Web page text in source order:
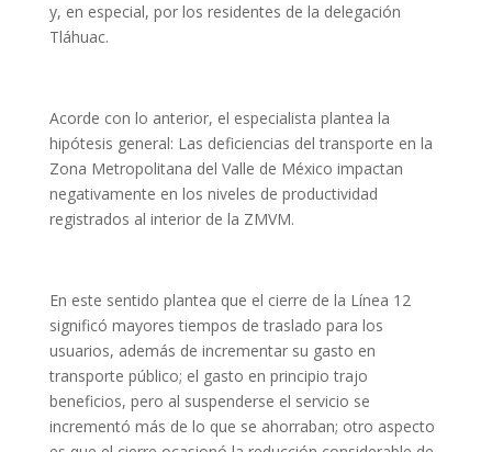
y, en especial, por los residentes de la delegación
Tláhuac.
Acorde con lo anterior, el especialista plantea la
hipótesis general: Las deficiencias del transporte en la
Zona Metropolitana del Valle de México impactan
negativamente en los niveles de productividad
registrados al interior de la ZMVM.
En este sentido plantea que el cierre de la Línea 12
significó mayores tiempos de traslado para los
usuarios, además de incrementar su gasto en
transporte público; el gasto en principio trajo
beneficios, pero al suspenderse el servicio se
incrementó más de lo que se ahorraban; otro aspecto